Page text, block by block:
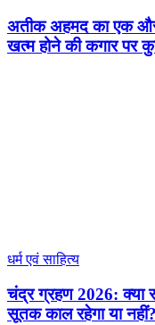
अतीक अहमद का एक और
खत्म होने की कगार पर
धर्म एवं साहित्य
चंद्र ग्रहण 2026: क्या
सूतक काल रहेगा या नहीं?